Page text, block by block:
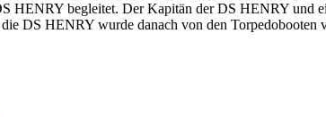
HENRY begleitet. Der Kapitän der DS HENRY und
DS HENRY wurde danach von den Torpedobooten